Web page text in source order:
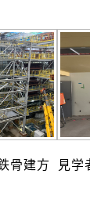
骨建方 見学